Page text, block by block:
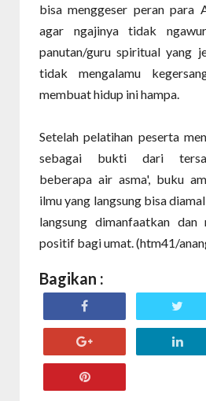
bisa menggeser peran
agar ngajinya tidak
panutan/guru spiritual yang
tidak mengalamu
membuat hidup ini hampa.
Setelah pelatihan peserta
sebagai bukti dari
beberapa air asma', buku
ilmu yang langsung bisa
langsung dimanfaatkan dan
positif bagi umat. (htm41/
Bagikan :